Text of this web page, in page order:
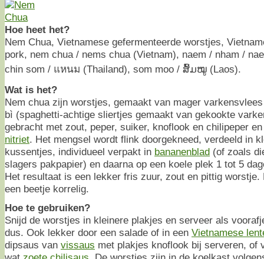
Hoe heet het?
Nem Chua, Vietnamese gefermenteerde worstjes,
pork, nem chua / nems chua (Vietnam), naem / nham /
chin som / แหนม (Thailand), som moo / ສົ້ມໝູ (Laos).
Wat is het?
Nem chua zijn worstjes, gemaakt van mager
bì (spaghetti-achtige sliertjes gemaakt van gekookte
gebracht met zout, peper, suiker, knoflook en chilipeper
nitriet. Het mengsel wordt flink doorgekneed, verdeeld in
kussentjes, individueel verpakt in bananenblad (of zoals
slagers pakpapier) en daarna op een koele plek 1 tot 5
Het resultaat is een lekker fris zuur, zout en pittig
een beetje korrelig.
Hoe te gebruiken?
Snijd de worstjes in kleinere plakjes en serveer als
dus. Ook lekker door een salade of in een Vietnamese
dipsaus van vissaus met plakjes knoflook bij serveren, of